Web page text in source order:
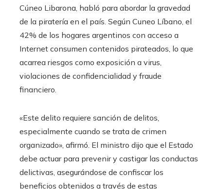
Cúneo Libarona, habló para abordar la gravedad
de la piratería en el país. Según Cuneo Líbano, el
42% de los hogares argentinos con acceso a
Internet consumen contenidos pirateados, lo que
acarrea riesgos como exposición a virus,
violaciones de confidencialidad y fraude
financiero.
«Este delito requiere sanción de delitos,
especialmente cuando se trata de crimen
organizado», afirmó. El ministro dijo que el Estado
debe actuar para prevenir y castigar las conductas
delictivas, asegurándose de confiscar los
beneficios obtenidos a través de estas